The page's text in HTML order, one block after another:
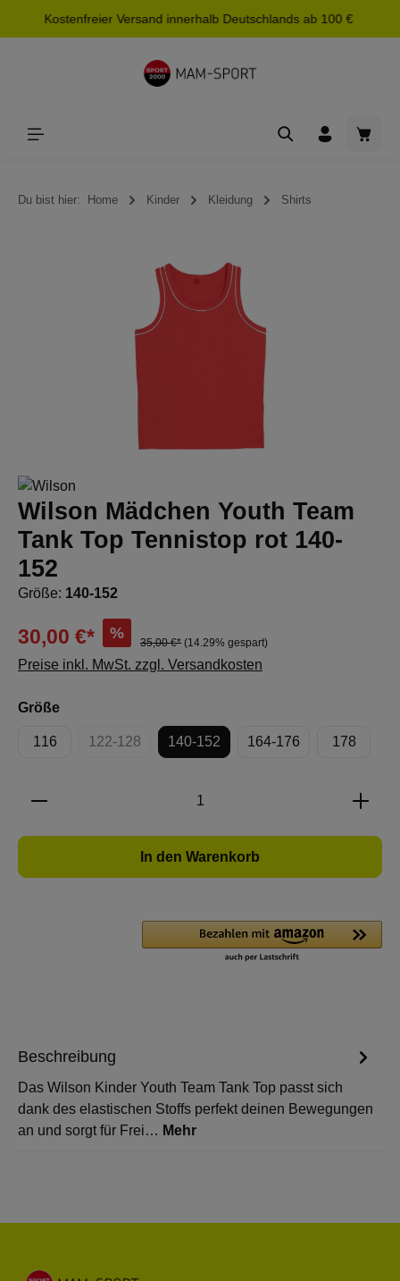
springen
Kostenfreier Versand innerhalb Deutschlands ab 100 €
Du bist hier: Home Kinder Kleidung Shirts
Bildergalerie überspringen
Wilson Mädchen Youth Team
Tank Top Tennistop rot 140-
152
Größe: 140-152
30,00 €* %
35,00 €* (14.29% gespart)
Preise inkl. MwSt. zzgl. Versandkosten
Größeauswählen
116 122-128
(Diese Option ist zurzeit nicht verfügbar.)
140-152 164-176 178
Produkt Anzahl: Gib den gewünschten
In den Warenkorb
Beschreibung
Das Wilson Kinder Youth Team Tank Top passt sich
dank des elastischen Stoffs perfekt deinen Bewegungen
an und sorgt für Frei… Mehr